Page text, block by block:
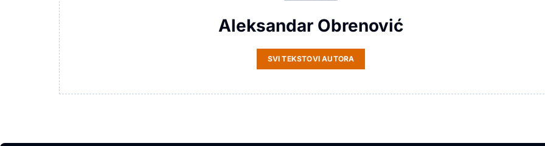
Aleksandar Obrenović
SVI TEKSTOVI AUTORA